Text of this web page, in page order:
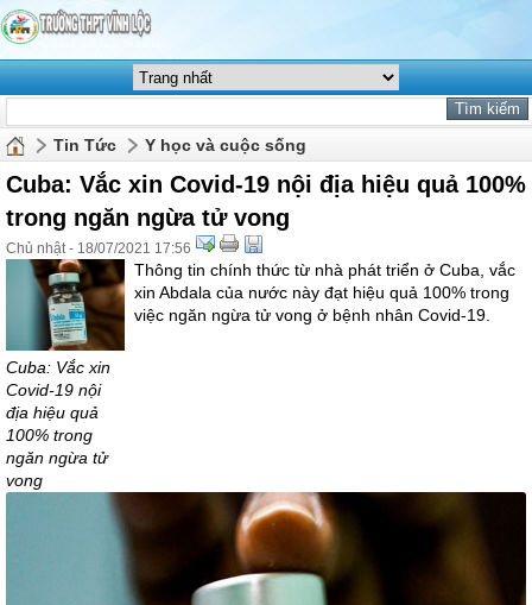
Tin Tức Y học và cuộc sống
Cuba: Vắc xin Covid-19 nội địa hiệu quả 100%
trong ngăn ngừa tử vong
Chủ nhật - 18/07/2021 17:56
Cuba: Vắc xin
Covid-19 nội
địa hiệu quả
100% trong
ngăn ngừa tử
vong
Thông tin chính thức từ nhà phát triển ở Cuba, vắc
xin Abdala của nước này đạt hiệu quả 100% trong
việc ngăn ngừa tử vong ở bệnh nhân Covid-19.